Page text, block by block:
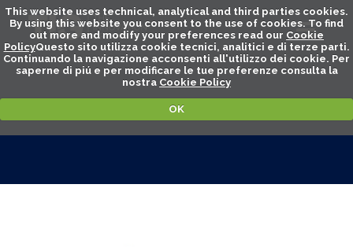
This website uses technical, analytical and third parties cookies.
By using this website you consent to the use of cookies. To find
out more and modify your preferences read our Cookie
PolicyQuesto sito utilizza cookie tecnici, analitici e di terze parti.
Continuando la navigazione acconsenti all'utilizzo dei cookie. Per
saperne di piú e per modificare le tue preferenze consulta la
nostra Cookie Policy
OK